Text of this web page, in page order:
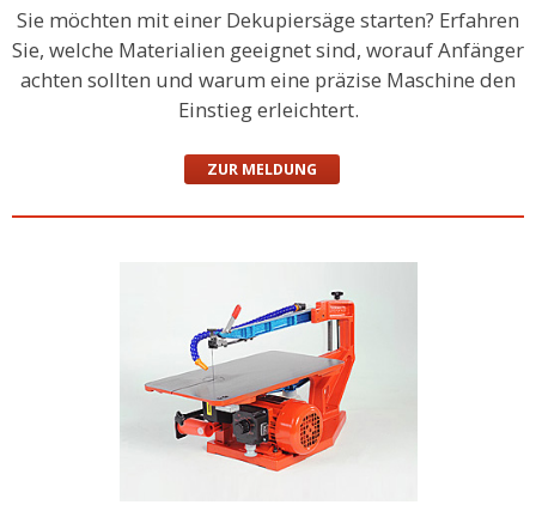
Sie möchten mit einer Dekupiersäge starten? Erfahren
Sie, welche Materialien geeignet sind, worauf Anfänger
achten sollten und warum eine präzise Maschine den
Einstieg erleichtert.
ZUR MELDUNG